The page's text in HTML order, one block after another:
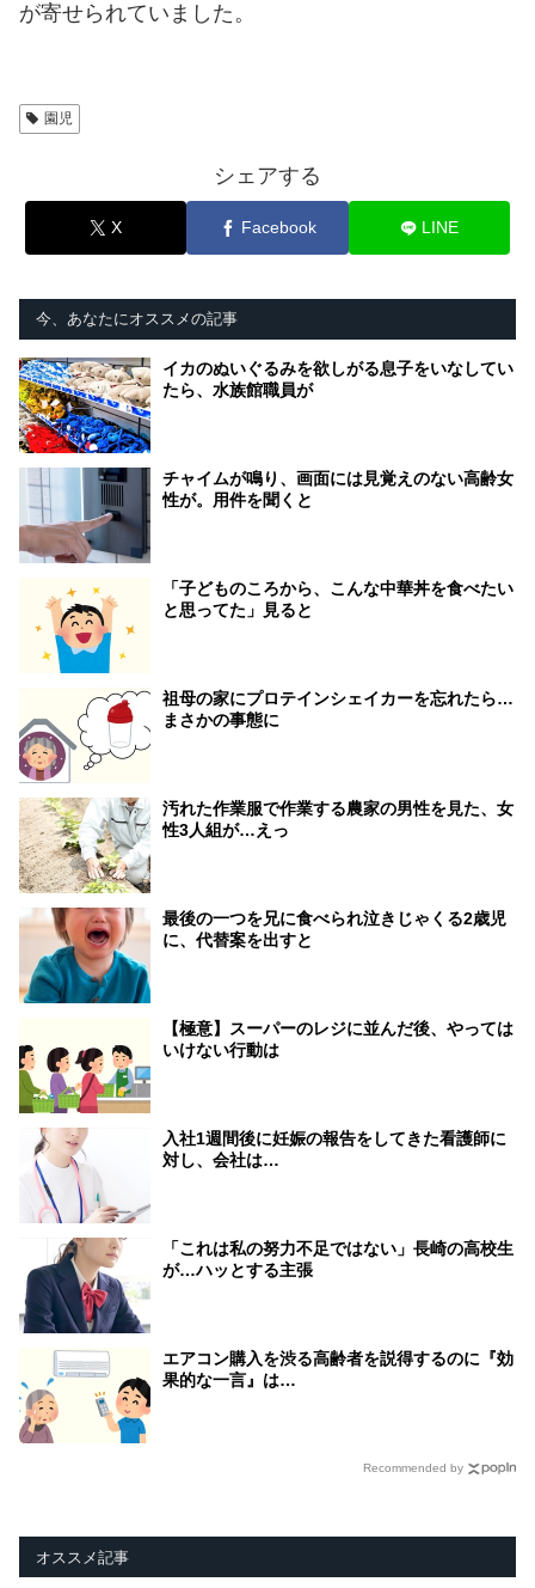
が寄せられていました。
園児
シェアする
X Facebook LINE
今、あなたにオススメの記事
イカのぬいぐるみを欲しがる息子をいなしてい
たら、水族館職員が
チャイムが鳴り、画面には見覚えのない高齢女
性が。用件を聞くと
「子どものころから、こんな中華丼を食べたい
と思ってた」見ると
祖母の家にプロテインシェイカーを忘れたら…
まさかの事態に
汚れた作業服で作業する農家の男性を見た、女
性3人組が…えっ
最後の一つを兄に食べられ泣きじゃくる2歳児
に、代替案を出すと
【極意】スーパーのレジに並んだ後、やっては
いけない行動は
入社1週間後に妊娠の報告をしてきた看護師に
対し、会社は…
「これは私の努力不足ではない」長崎の高校生
が…ハッとする主張
エアコン購入を渋る高齢者を説得するのに『効
果的な一言』は…
Recommended by
オススメ記事